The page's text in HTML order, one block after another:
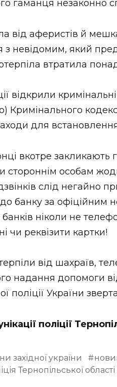
гаманця незаконно
від аферистів й
з невідомим, який
втратила
відкрили
Кримінального
для
вкотре
стороннім особам
слід негайно
банку за офіційним
ніколи не
чи реквізити картки!
від шахраїв,
надання допомоги
поліції України
поліції
західної україни
Тернопільської області